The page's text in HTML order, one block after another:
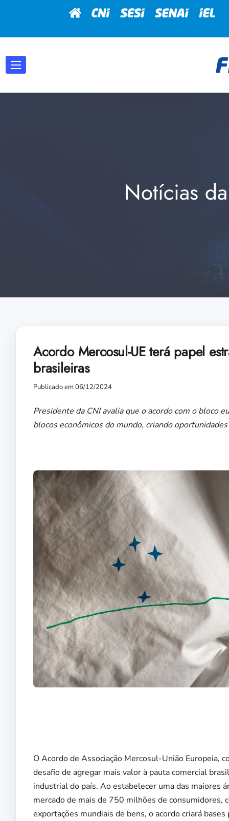
Notícias
Acordo Mercosul-UE terá papel
brasileiras
Publicado em 06/12/2024
Presidente da CNI avalia que o acordo com o bloco
blocos econômicos do mundo, criando
O Acordo de Associação Mercosul-União Europeia,
desafio de agregar mais valor à pauta comercial
industrial do país. Ao estabelecer uma das maiores
mercado de mais de 750 milhões de consumidores,
exportações mundiais de bens, o acordo criará